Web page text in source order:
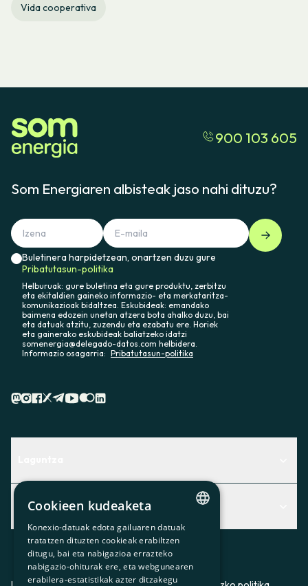
Vida cooperativa
900 103 605
Som Energiaren albisteak jaso nahi dituzu?
Buletinera harpidetzean, onartzen duzu gure
Pribatutasun-politika
Helburuak: gure buletina eta gure produktu, zerbitzu
eta ekitaldien gaineko informazio- eta merkataritza-
komunikazioak bidaltzea. Eskubideak: emandako
baimena edozein unetan atzera bota ahalko duzu, bai
eta datuak atzitu, zuzendu eta ezabatu ere. Horiek
eta gainerako eskubideak baliatzeko idatzi
somenergia@delegado-datos.com helbidera.
Informazio osagarria: Pribatutasun-politika
Centro de Ayuda
Aurkitu zerbitzurik egokiena zuretzat
Contacto
Albisteak
Albisteak
Bazkideen txokoa
Prentsa
CATALAN
SPANISH
GL
Cookieen kudeaketa
Konexio-datuak edota gailuaren datuak
tratatzen dituzten cookieak erabiltzen
ditugu, bai eta nabigazioa errazteko
nabigazio-ohiturak ere, eta webgunearen
erabilera-estatistikak azter ditzakegu